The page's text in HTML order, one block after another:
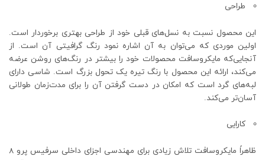
طراحی
این محصول نسبت به نسل‌های قبلی خود از طراحی بهتری برخوردار است.
اولین موردی که می‌توان به آن اشاره نمود رنگ گرافیتی آن است. از
آنجایی‌که مایکروسافت محصولات خود را بیشتر در رنگ‌های روشن عرضه
می‌کند، ارائه این محصول با رنگ تیره یک تحول بزرگ است. شاسی دارای
لبه‌های گرد است که امکان در دست گرفتن آن را برای مدت‌زمان طولانی
آسان‌تر می‌کند.
کارایی
ظاهراً مایکروسافت تلاش زیادی برای مهندسی اجزای داخلی سرفیس پرو 8